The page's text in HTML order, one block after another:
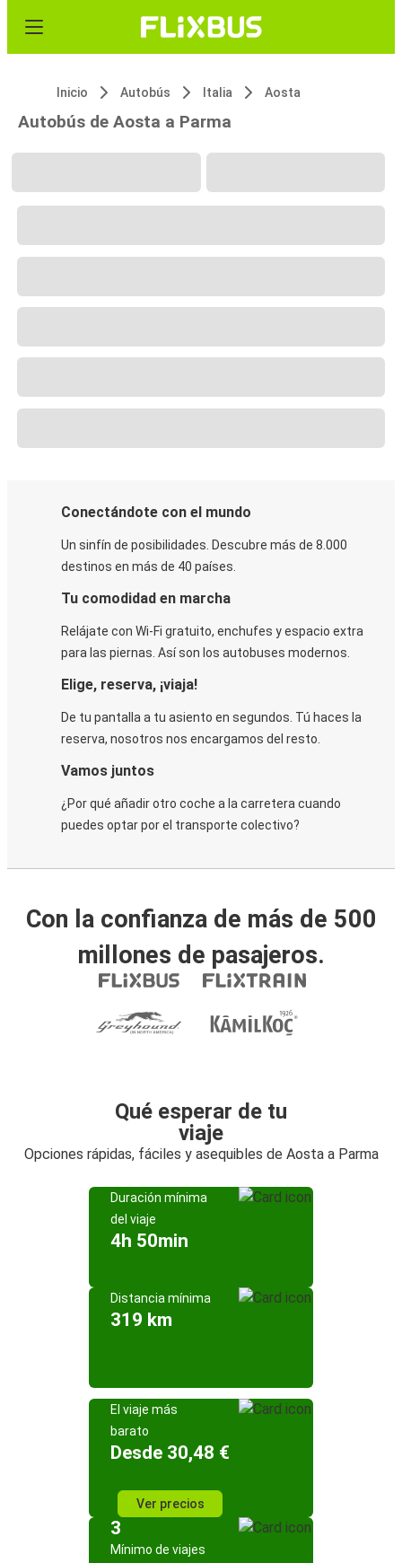
Inicio Autobús Italia Aosta
Autobús de Aosta a Parma
Conectándote con el mundo
Un sinfín de posibilidades. Descubre más de 8.000
destinos en más de 40 países.
Tu comodidad en marcha
Relájate con Wi-Fi gratuito, enchufes y espacio extra
para las piernas. Así son los autobuses modernos.
Elige, reserva, ¡viaja!
De tu pantalla a tu asiento en segundos. Tú haces la
reserva, nosotros nos encargamos del resto.
Vamos juntos
¿Por qué añadir otro coche a la carretera cuando
puedes optar por el transporte colectivo?
Con la confianza de más de 500
millones de pasajeros.
Qué esperar de tu
viaje
Opciones rápidas, fáciles y asequibles de Aosta a Parma
Duración mínima
del viaje
4h 50min
Distancia mínima
319 km
El viaje más
barato
Desde 30,48 €
Ver precios
3
Mínimo de viajes